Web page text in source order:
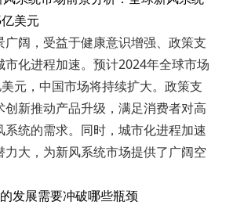
美元
广阔，受益于健康意识增强、政策支
市化进程加速。预计2024年全球市场
元，中国市场将持续扩大。政策支
创新推动产品升级，满足消费者对高
系统的需求。同时，城市化进程加速
力大，为新风系统市场提供了广阔空
发展需要冲破哪些瓶颈